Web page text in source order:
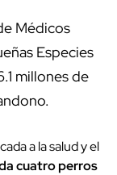
Médicos
Especies
millones de
a la salud y el
cuatro perros